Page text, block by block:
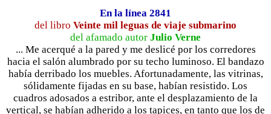
En la línea 2841
del libro Veinte mil leguas de viaje submarino
del afamado autor Julio Verne
... Me acerqué a la pared y me deslicé por los corredores
hacia el salón alumbrado por su techo luminoso. El bandazo
había derribado los muebles. Afortunadamente, las vitrinas,
sólidamente fijadas en su base, habían resistido. Los
cuadros adosados a estribor, ante el desplazamiento de la
vertical, se habían adherido a los tapices, en tanto que los de